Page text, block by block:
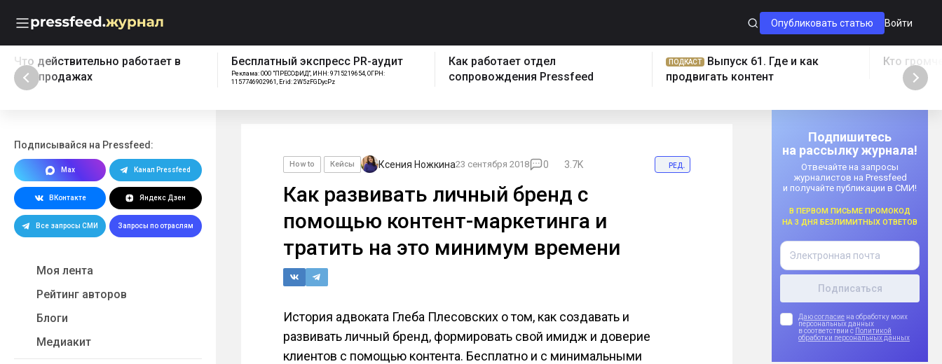
Опубликовать статью Войти
Что действительно работает в
B2B-продажах
Бесплатный экспресс PR-аудит
Реклама: ООО "ПРЕССФИД", ИНН: 9715219654, ОГРН:
1157746902961, Erid: 2W5zFGDycPz
Как работает отдел
сопровождения Pressfeed
ПОДКАСТ
Выпуск 61. Где и как
продвигать контент
Кто
Подписывайся на Pressfeed:
Max Канал Pressfeed
ВКонтакте Яндекс Дзен
Все запросы СМИ Запросы по отраслям
Моя лента
Рейтинг авторов
Блоги
Медиакит
Подпишитесь
на рассылку журнала!
Отвечайте на запросы
журналистов на Pressfeed
и получайте публикации в СМИ!
В первом письме промокод
на 3 дня безлимитных ответов
Даю согласие на обработку моих
персональных данных
в соответствии с Политикой
обработки персональных данных
How to Кейсы Ксения Ножкина23 сентября 2018 0 3.7K ред.
Как развивать личный бренд с
помощью контент-маркетинга и
тратить на это минимум времени
История адвоката Глеба Плесовских о том, как создавать и
развивать личный бренд, формировать свой имидж и доверие
клиентов с помощью контента. Бесплатно и с минимальными